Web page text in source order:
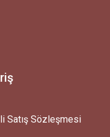
Satış Sözleşmesi